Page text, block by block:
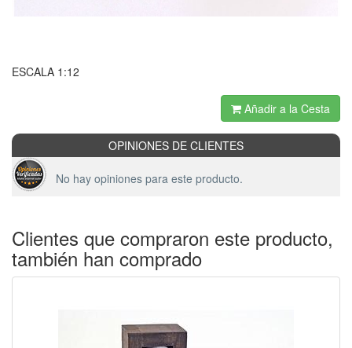
ESCALA 1:12
Añadir a la Cesta
OPINIONES DE CLIENTES
No hay opiniones para este producto.
Clientes que compraron este producto,
también han comprado